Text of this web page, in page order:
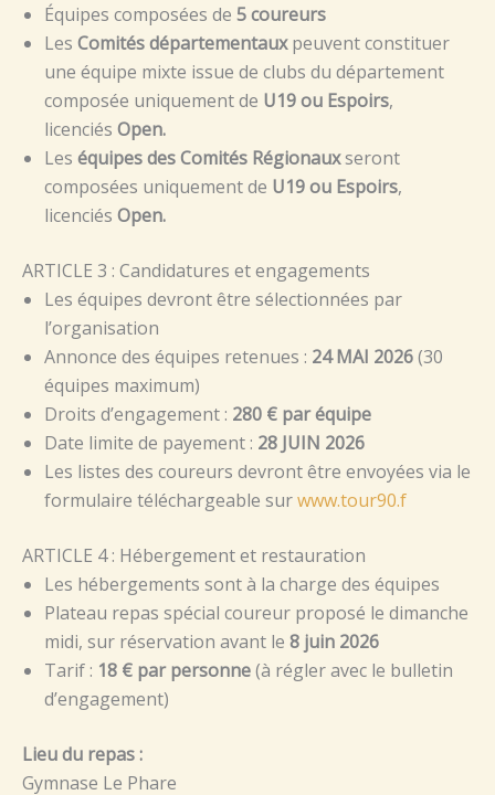
Équipes composées de 5 coureurs
Les Comités départementauxpeuvent constituer
une équipe mixte issue de clubs du département
composée uniquement de U19 ou Espoirs,
licenciés Open.
Les équipes des Comités Régionauxseront
composées uniquement de U19 ou Espoirs,
licenciés Open.
ARTICLE 3 : Candidatures et engagements
Les équipes devront être sélectionnées par
l’organisation
Annonce des équipes retenues : 24 MAI 2026(30
équipes maximum)
Droits d’engagement : 280 € par équipe
Date limite de payement : 28 JUIN 2026
Les listes des coureurs devront être envoyées via le
formulaire téléchargeable surwww.tour90.f
ARTICLE 4 : Hébergement et restauration
Les hébergements sont à la charge des équipes
Plateau repas spécial coureur proposé le dimanche
midi, sur réservation avant le 8 juin 2026
Tarif : 18 € par personne(à régler avec le bulletin
d’engagement)
Lieu du repas :
Gymnase Le Phare